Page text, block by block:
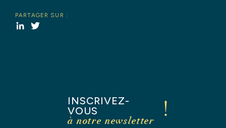
PARTAGER SUR :
INSCRIVEZ-
VOUS
à notre newsletter